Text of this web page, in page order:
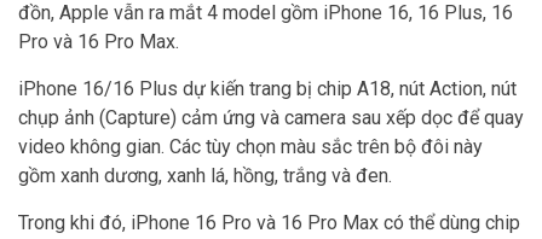
đồn, Apple vẫn ra mắt 4 model gồm iPhone 16, 16 Plus, 16
Pro và 16 Pro Max.
iPhone 16/16 Plus dự kiến trang bị chip A18, nút Action, nút
chụp ảnh (Capture) cảm ứng và camera sau xếp dọc để quay
video không gian. Các tùy chọn màu sắc trên bộ đôi này
gồm xanh dương, xanh lá, hồng, trắng và đen.
Trong khi đó, iPhone 16 Pro và 16 Pro Max có thể dùng chip